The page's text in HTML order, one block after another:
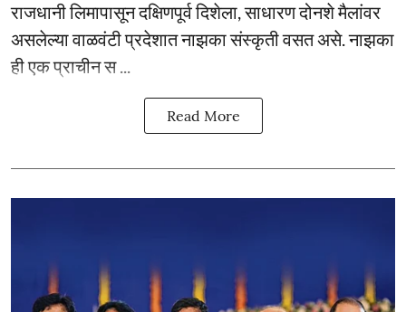
राजधानी लिमापासून दक्षिणपूर्व दिशेला, साधारण दोनशे मैलांवर
असलेल्या वाळवंटी प्रदेशात नाझका संस्कृती वसत असे. नाझका
ही एक प्राचीन स ...
Read More